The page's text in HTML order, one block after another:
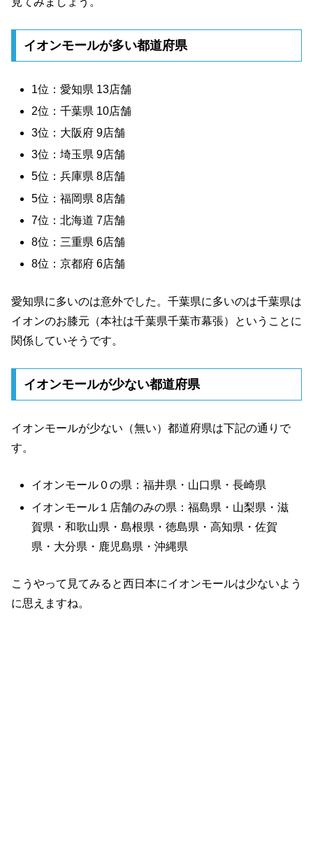
イオンモールが多い都道府県
1位：愛知県 13店舗
2位：千葉県 10店舗
3位：大阪府 9店舗
3位：埼玉県 9店舗
5位：兵庫県 8店舗
5位：福岡県 8店舗
7位：北海道 7店舗
8位：三重県 6店舗
8位：京都府 6店舗
愛知県に多いのは意外でした。千葉県に多いのは千葉県は
イオンのお膝元（本社は千葉県千葉市幕張）ということに
関係していそうです。
イオンモールが少ない都道府県
イオンモールが少ない（無い）都道府県は下記の通りで
す。
イオンモール０の県：福井県・山口県・長崎県
イオンモール１店舗のみの県：福島県・山梨県・滋
賀県・和歌山県・島根県・徳島県・高知県・佐賀
県・大分県・鹿児島県・沖縄県
こうやって見てみると西日本にイオンモールは少ないよう
に思えますね。